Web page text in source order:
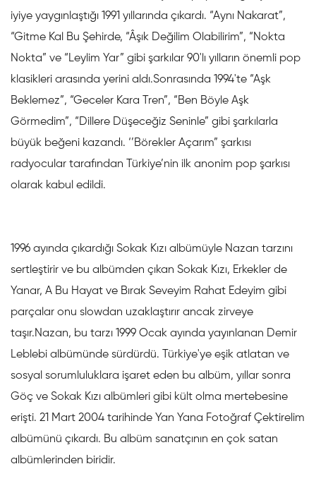
iyiye yaygınlaştığı 1991 yıllarında çıkardı. “Aynı Nakarat”,
“Gitme Kal Bu Şehirde, “Âşık Değilim Olabilirim”, “Nokta
Nokta” ve “Leylim Yar” gibi şarkılar 90'lı yılların önemli pop
klasikleri arasında yerini aldı.Sonrasında 1994'te “Aşk
Beklemez”, “Geceler Kara Tren”, “Ben Böyle Aşk
Görmedim”, “Dillere Düşeceğiz Seninle” gibi şarkılarla
büyük beğeni kazandı. ‘’Börekler Açarım” şarkısı
radyocular tarafından Türkiye’nin ilk anonim pop şarkısı
olarak kabul edildi.
1996 ayında çıkardığı Sokak Kızı albümüyle Nazan tarzını
sertleştirir ve bu albümden çıkan Sokak Kızı, Erkekler de
Yanar, A Bu Hayat ve Bırak Seveyim Rahat Edeyim gibi
parçalar onu slowdan uzaklaştırır ancak zirveye
taşır.Nazan, bu tarzı 1999 Ocak ayında yayınlanan Demir
Leblebi albümünde sürdürdü. Türkiye'ye eşik atlatan ve
sosyal sorumluluklara işaret eden bu albüm, yıllar sonra
Göç ve Sokak Kızı albümleri gibi kült olma mertebesine
erişti. 21 Mart 2004 tarihinde Yan Yana Fotoğraf Çektirelim
albümünü çıkardı. Bu albüm sanatçının en çok satan
albümlerinden biridir.